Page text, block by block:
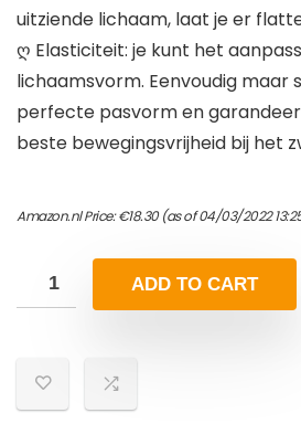
uitziende lichaam, laat je er
ღ Elasticiteit: je kunt het
lichaamsvorm. Eenvoudig maar
perfecte pasvorm en
beste bewegingsvrijheid bij het
Amazon.nl Price:€18.30(as of 04/03/2022
ADD TO CART